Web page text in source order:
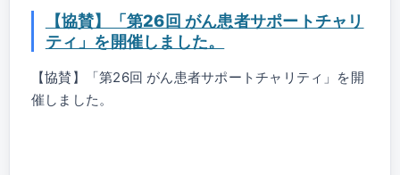
【協賛】「第26回 がん患者サポートチャリ
ティ」を開催しました。
【協賛】「第26回 がん患者サポートチャリティ」を開
催しました。